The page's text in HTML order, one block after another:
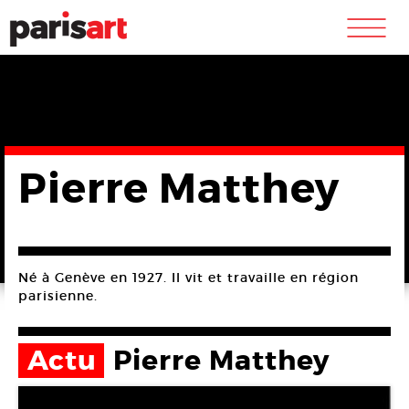
m
Pierre Matthey
Né à Genève en 1927. Il vit et travaille en région
parisienne.
Actu Pierre Matthey